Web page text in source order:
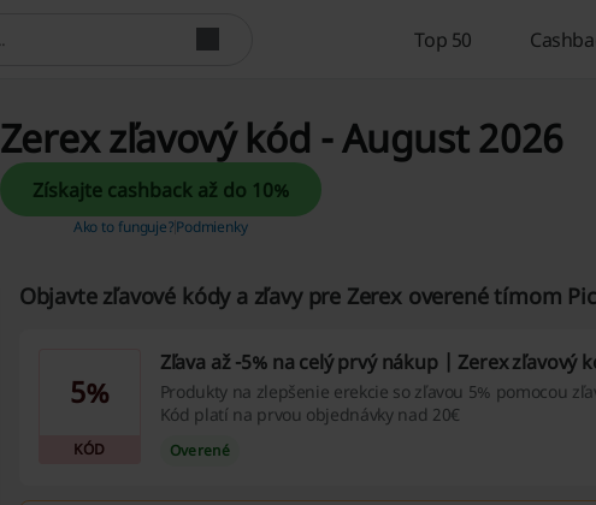
Top 50
Zerex zľavový kód - August 2026
Získajte cashback až do 10%
Ako to funguje?Podmienky
Objavte zľavové kódy a zľavy pre Zerex overené tímom
5%
KÓD
Zľava až -5% na celý prvý nákup | Zerex zľavový
Produkty na zlepšenie erekcie so zľavou 5% pomocou
Kód platí na prvou objednávky nad 20€
Overené